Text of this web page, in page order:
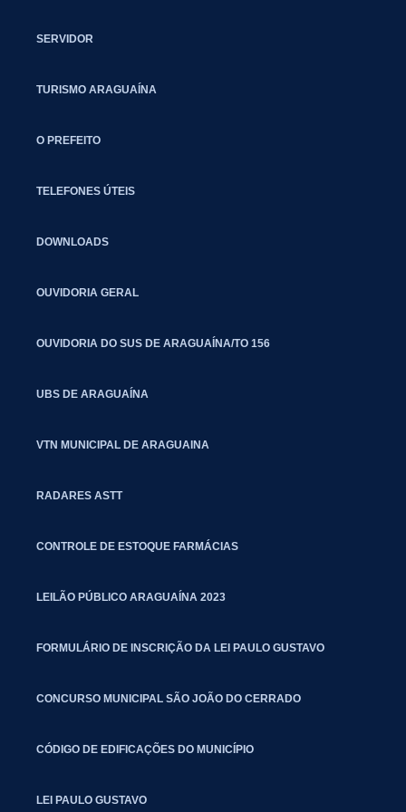
SERVIDOR
TURISMO ARAGUAÍNA
O PREFEITO
TELEFONES ÚTEIS
DOWNLOADS
OUVIDORIA GERAL
OUVIDORIA DO SUS DE ARAGUAÍNA/TO 156
UBS DE ARAGUAÍNA
VTN MUNICIPAL DE ARAGUAINA
RADARES ASTT
CONTROLE DE ESTOQUE FARMÁCIAS
LEILÃO PÚBLICO ARAGUAÍNA 2023
FORMULÁRIO DE INSCRIÇÃO DA LEI PAULO GUSTAVO
CONCURSO MUNICIPAL SÃO JOÃO DO CERRADO
CÓDIGO DE EDIFICAÇÕES DO MUNICÍPIO
LEI PAULO GUSTAVO